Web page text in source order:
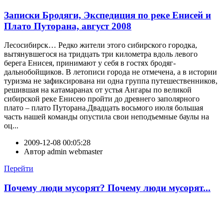
Записки Бродяги, Экспедиция по реке Енисей и
Плато Путорана, август 2008
Лесосибирск… Редко жители этого сибирского городка,
вытянувшегося на тридцать три километра вдоль левого
берега Енисея, принимают у себя в гостях бродяг-
дальнобойщиков. В летописи города не отмечена, а в истории
туризма не зафиксирована ни одна группа путешественников,
решившая на катамаранах от устья Ангары по великой
сибирской реке Енисею пройти до древнего заполярного
плато – плато Путорана.Двадцать восьмого июля большая
часть нашей команды опустила свои неподъемные баулы на
оц...
2009-12-08 00:05:28
Автор admin webmaster
Перейти
Почему люди мусорят? Почему люди мусорят...